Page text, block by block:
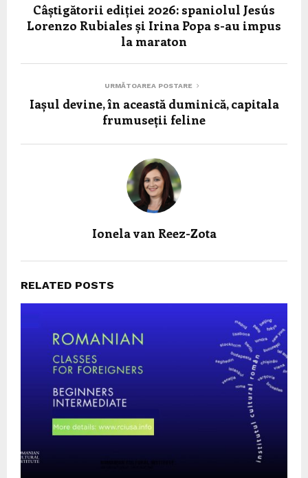
Câștigătorii ediției 2026: spaniolul Jesús
Lorenzo Rubiales și Irina Popa s-au impus
la maraton
URMĂTOAREA POSTARE
Iașul devine, în această duminică, capitala
frumuseții feline
Ionela van Reez-Zota
RELATED POSTS